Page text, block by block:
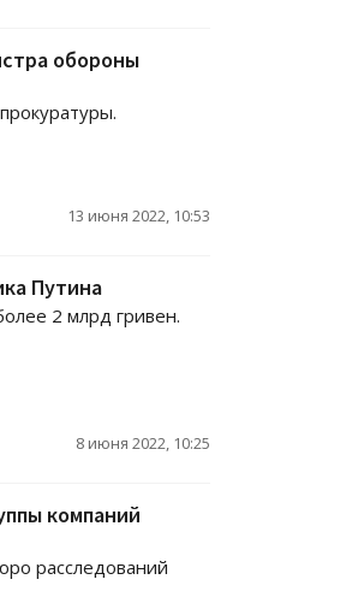
обороны
13 июня 2022, 10:53
Путина
2 млрд гривен.
8 июня 2022, 10:25
компаний
расследований